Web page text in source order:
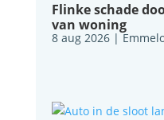
Flinke schade
van woning
8 aug 2026|